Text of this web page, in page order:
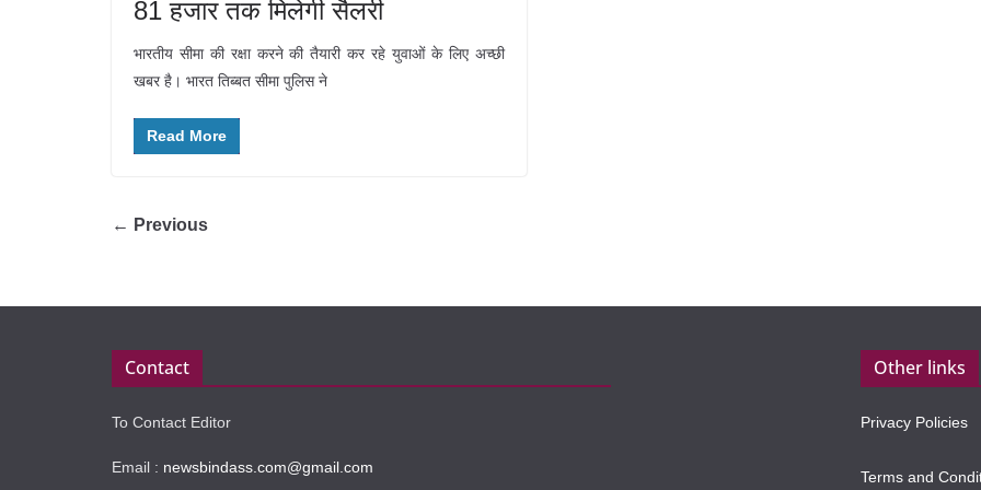
81 हजार तक मिलेगी सैलरी
भारतीय सीमा की रक्षा करने की तैयारी कर रहे युवाओं के लिए अच्छी
खबर है। भारत तिब्बत सीमा पुलिस ने
Read More
← Previous
Contact
To Contact Editor
Email : newsbindass.com@gmail.com
Other links
Privacy Policies
Terms and